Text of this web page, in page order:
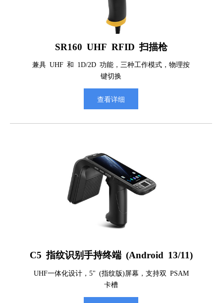
SR160 UHF RFID 扫描枪
兼具 UHF 和 1D/2D 功能，三种工作模式，物理按
键切换
查看详细
C5 指纹识别手持终端 (Android 13/11)
UHF一体化设计，5" (指纹版)屏幕，支持双 PSAM
卡槽